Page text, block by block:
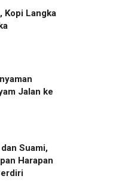
Kopi Langka
Jalan ke
Suami,
Harapan